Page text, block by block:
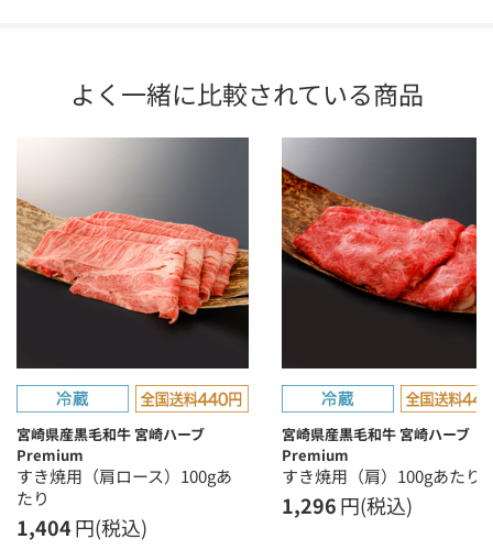
よく一緒に比較されている商品
宮崎県産黒毛和牛 宮崎ハーブ
Premium
すき焼用（肩ロース）100gあ
たり
1,404円(税込)
宮崎県産黒毛和牛 宮崎ハーブ
Premium
すき焼用（肩）100gあたり
1,296円(税込)